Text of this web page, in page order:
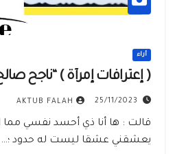
أراء
( إعترافات إمرأة ) “ناجح
25/11/2023
AKTUB FALAH
قالت : ها أنا ذي أحسد نفسي مما
يعشقني عشقا ليست له حدود ؛…